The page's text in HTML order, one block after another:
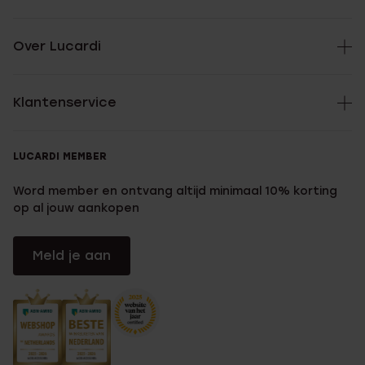
Over Lucardi
Klantenservice
LUCARDI MEMBER
Word member en ontvang altijd minimaal 10% korting
op al jouw aankopen
Meld je aan